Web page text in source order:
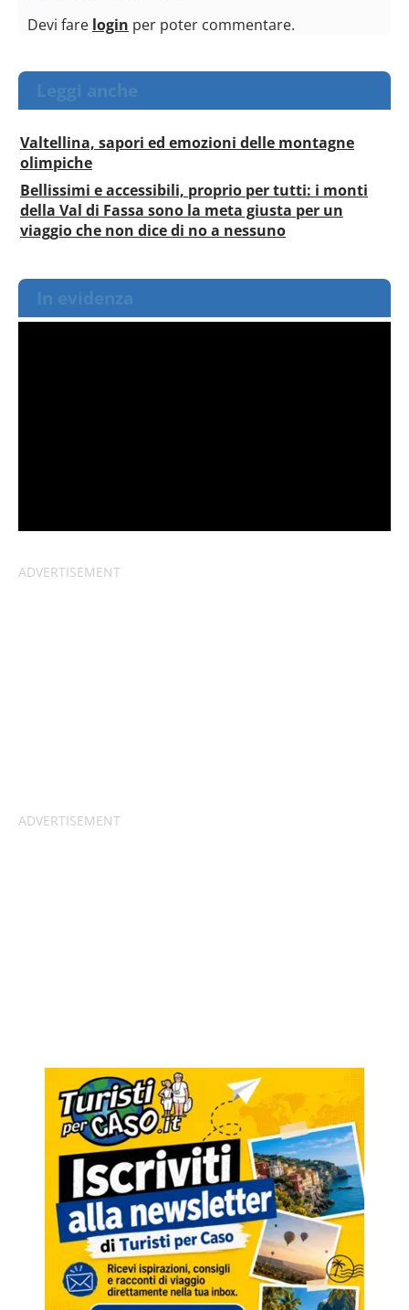
Devi fare login per poter commentare.
Leggi anche
Valtellina, sapori ed emozioni delle montagne
olimpiche
Bellissimi e accessibili, proprio per tutti: i monti
della Val di Fassa sono la meta giusta per un
viaggio che non dice di no a nessuno
In evidenza